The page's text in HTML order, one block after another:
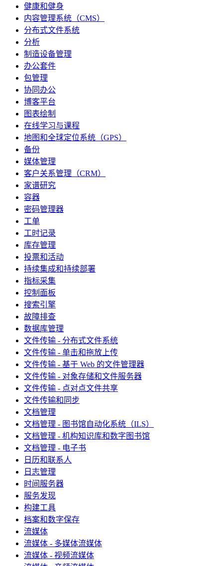
健康和健身
内容管理系统（CMS）
分布式文件系统
分析
制造设备管理
办公套件
包管理
协同办公
博客平台
图表绘制
在线学习与课程
地图和全球定位系统（GPS）
备份
媒体管理
客户关系管理（CRM）
家谱研究
容器
密码管理器
工单
工时记录
库存管理
投票和活动
持续集成和持续部署
指标采集
控制面板
搜索引擎
故障排查
数据库管理
文件传输 - 分布式文件系统
文件传输 - 单击和拖放上传
文件传输 - 基于 Web 的文件管理器
文件传输 - 对象存储和文件服务器
文件传输 - 点对点文件共享
文件传输和同步
文档管理
文档管理 - 图书馆自动化系统（ILS）
文档管理 - 机构知识库和数字图书馆
文档管理 - 电子书
日历和联系人
日志管理
时间服务器
服务发现
构建工具
档案和数字保存
流媒体
流媒体 - 多媒体流媒体
流媒体 - 视频流媒体